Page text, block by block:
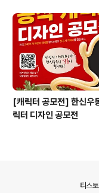
[캐릭터 공모전] 한신우
릭터 디자인 공모전
티스